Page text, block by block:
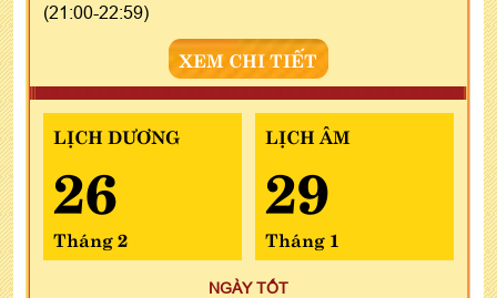
(21:00-22:59)
XEM CHI TIẾT
LỊCH DƯƠNG
26
Tháng 2
LỊCH ÂM
29
Tháng 1
NGÀY TỐT